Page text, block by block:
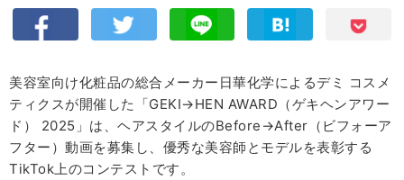
美容室向け化粧品の総合メーカー日華化学によるデミ コスメ
ティクスが開催した「GEKI→HEN AWARD（ゲキヘンアワー
ド） 2025」は、ヘアスタイルのBefore→After（ビフォーア
フター）動画を募集し、優秀な美容師とモデルを表彰する
TikTok上のコンテストです。